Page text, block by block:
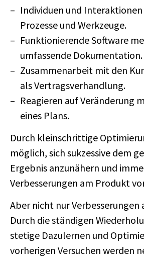
Individuen und
Prozesse und Werkzeuge.
Funktionierende Software
umfassende Dokumentation.
Zusammenarbeit mit den
als Vertragsverhandlung.
Reagieren auf Veränderung
eines Plans.
Durch kleinschrittige
möglich, sich sukzessive dem
Ergebnis anzunähern und
Verbesserungen am Produkt
Aber nicht nur Verbesserungen
Durch die ständigen
stetige Dazulernen und
vorherigen Versuchen werden